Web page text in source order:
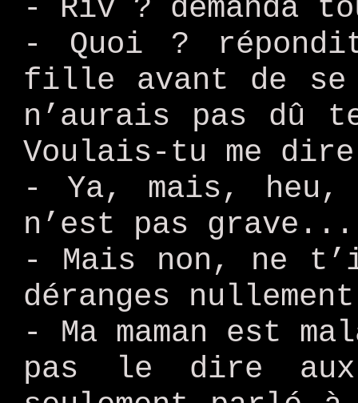
- Riv ? demanda
- Quoi ?
fille avant de se
n’aurais pas dû
Voulais-tu me
- Ya, mais,
n’est pas grave...
- Mais non, ne
déranges
- Ma maman est
pas le dire